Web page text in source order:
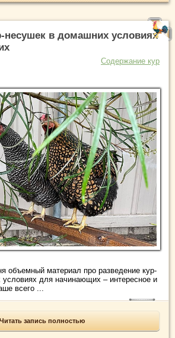
несушек в домашних условиях
Содержание кур
объемный материал про разведение кур-
для начинающих – интересное и
всего ...
Читать запись полностью